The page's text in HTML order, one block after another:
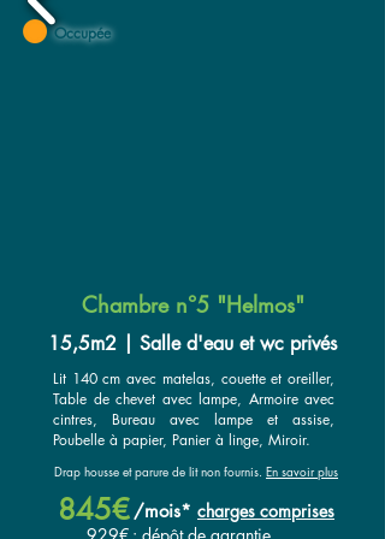
Occupée
Chambre n°5 "Helmos"
15,5m2 | Salle d'eau et wc privés
Lit 140 cm avec matelas, couette et oreiller,
Table de chevet avec lampe, Armoire avec
cintres, Bureau avec lampe et assise,
Poubelle à papier, Panier à linge, Miroir.
Drap housse et parure de lit non fournis. En savoir plus
845€ /mois* charges comprises